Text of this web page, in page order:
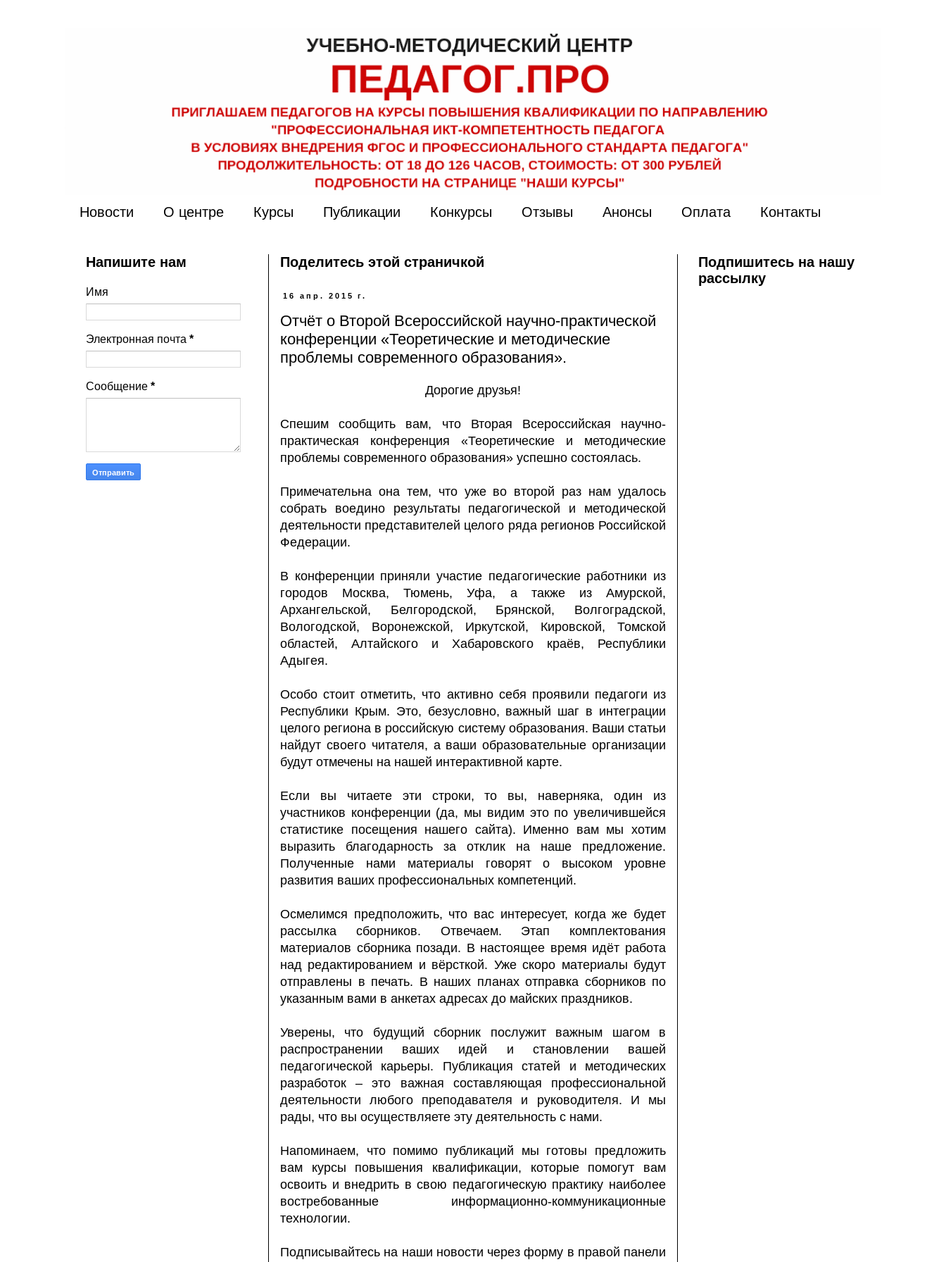
Новости О центре Курсы Публикации Конкурсы Отзывы Анонсы Оплата Контакты
Поделитесь этой страничкой
16 апр. 2015 г.
Отчёт о Второй Всероссийской научно-практической
конференции «Теоретические и методические
проблемы современного образования».
Дорогие друзья!
Спешим сообщить вам, что Вторая Всероссийская научно-
практическая конференция «Теоретические и методические
проблемы современного образования» успешно состоялась.
Примечательна она тем, что уже во второй раз нам удалось
собрать воедино результаты педагогической и методической
деятельности представителей целого ряда регионов Российской
Федерации.
В конференции приняли участие педагогические работники из
городов Москва, Тюмень, Уфа, а также из Амурской,
Архангельской, Белгородской, Брянской, Волгоградской,
Вологодской, Воронежской, Иркутской, Кировской, Томской
областей, Алтайского и Хабаровского краёв, Республики
Адыгея.
Особо стоит отметить, что активно себя проявили педагоги из
Республики Крым. Это, безусловно, важный шаг в интеграции
целого региона в российскую систему образования. Ваши статьи
найдут своего читателя, а ваши образовательные организации
будут отмечены на нашей интерактивной карте.
Если вы читаете эти строки, то вы, наверняка, один из
участников конференции (да, мы видим это по увеличившейся
статистике посещения нашего сайта). Именно вам мы хотим
выразить благодарность за отклик на наше предложение.
Полученные нами материалы говорят о высоком уровне
развития ваших профессиональных компетенций.
Осмелимся предположить, что вас интересует, когда же будет
рассылка сборников. Отвечаем. Этап комплектования
материалов сборника позади. В настоящее время идёт работа
над редактированием и вёрсткой. Уже скоро материалы будут
отправлены в печать. В наших планах отправка сборников по
указанным вами в анкетах адресах до майских праздников.
Уверены, что будущий сборник послужит важным шагом в
распространении ваших идей и становлении вашей
педагогической карьеры. Публикация статей и методических
разработок – это важная составляющая профессиональной
деятельности любого преподавателя и руководителя. И мы
рады, что вы осуществляете эту деятельность с нами.
Напоминаем, что помимо публикаций мы готовы предложить
вам курсы повышения квалификации, которые помогут вам
освоить и внедрить в свою педагогическую практику наиболее
востребованные информационно-коммуникационные
технологии.
Подписывайтесь на наши новости через форму в правой панели
Напишите нам
Имя
Электронная почта *
Сообщение *
Подпишитесь на нашу
рассылку